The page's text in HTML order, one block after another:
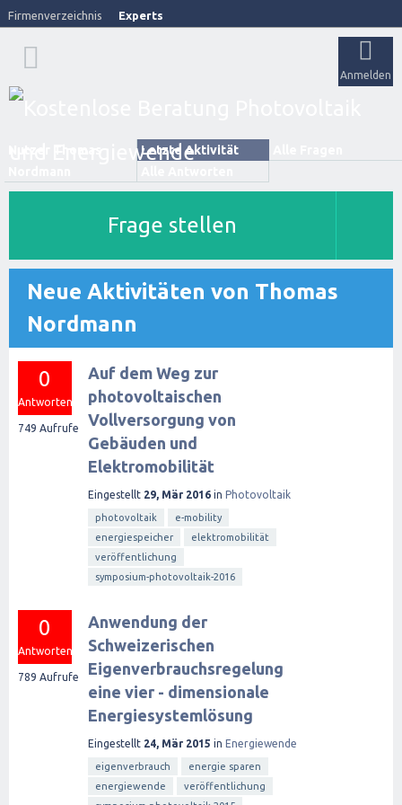
Firmenverzeichnis Experts
Anmelden
Letzte Aktivität
Frage stellen
Neue Aktivitäten von Thomas
Nordmann
0
Antworten
749 Aufrufe
Auf dem Weg zur
photovoltaischen
Vollversorgung von
Gebäuden und
Elektromobilität
Eingestellt 29, Mär 2016 in Photovoltaik
photovoltaik
e-mobility
energiespeicher
elektromobilität
veröffentlichung
symposium-photovoltaik-2016
0
Antworten
789 Aufrufe
Anwendung der
Schweizerischen
Eigenverbrauchsregelung
eine vier - dimensionale
Energiesystemlösung
Eingestellt 24, Mär 2015 in Energiewende
eigenverbrauch
energie sparen
energiewende
veröffentlichung